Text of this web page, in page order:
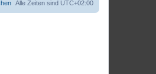
Alle Zeiten sind UTC+02:00